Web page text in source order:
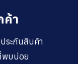
ค้า
ระกันสินค้า
พบบ่อย